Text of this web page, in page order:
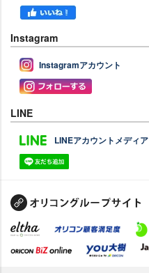
Instagram
Instagramアカウント
LINE
LINEアカウントメディア